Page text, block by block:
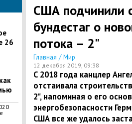
26
США подчинили
бундестаг о
потока – 2"
Главная / Мир
12 декабря 2019, 09:38
​С 2018 года канцлер
отстаивала
2", напоминая о его
энергобезопасности
США все же удалось